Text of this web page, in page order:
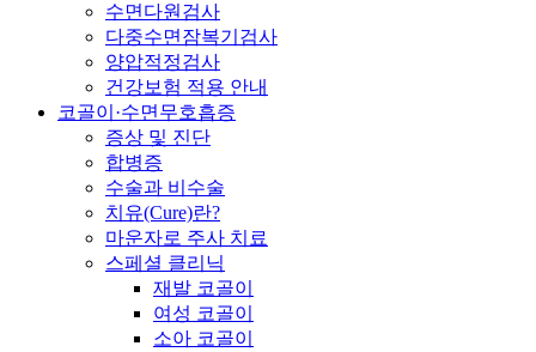
수면다원검사
다중수면잠복기검사
양압적정검사
건강보험 적용 안내
코골이·수면무호흡증
증상 및 진단
합병증
수술과 비수술
치유(Cure)란?
마운자로 주사 치료
스페셜 클리닉
재발 코골이
여성 코골이
소아 코골이